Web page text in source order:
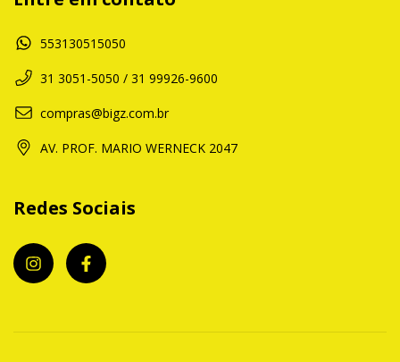
553130515050
31 3051-5050 / 31 99926-9600
compras@bigz.com.br
AV. PROF. MARIO WERNECK 2047
Redes Sociais